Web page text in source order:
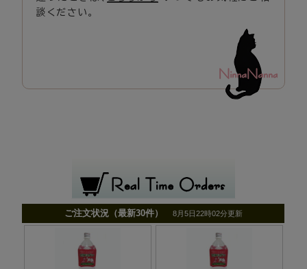
談ください。